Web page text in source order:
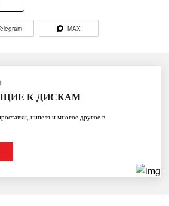
MAX
К ДИСКАМ
нипеля и многое другое в